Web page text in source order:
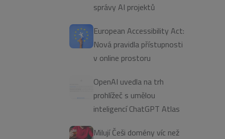
správy AI projektů
European Accessibility Act:
Nová pravidla přístupnosti
v online prostoru
OpenAI uvedla na trh
prohlížeč s umělou
inteligencí ChatGPT Atlas
Milují Češi domény víc než